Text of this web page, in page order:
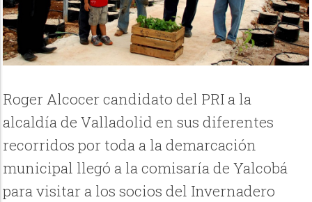
Roger Alcocer candidato del PRI a la
alcaldía de Valladolid en sus diferentes
recorridos por toda a la demarcación
municipal llegó a la comisaría de Yalcobá
para visitar a los socios del Invernadero